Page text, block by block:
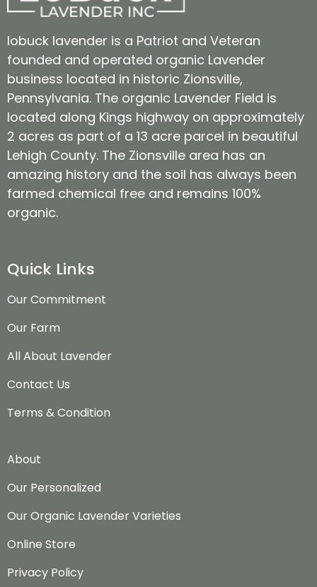
lobuck lavender is a Patriot and Veteran
founded and operated organic Lavender
business located in historic Zionsville,
Pennsylvania. The organic Lavender Field is
located along Kings highway on approximately
2 acres as part of a 13 acre parcel in beautiful
Lehigh County. The Zionsville area has an
amazing history and the soil has always been
farmed chemical free and remains 100%
organic.
Quick Links
Our Commitment
Our Farm
All About Lavender
Contact Us
Terms & Condition
About
Our Personalized
Our Organic Lavender Varieties
Online Store
Privacy Policy